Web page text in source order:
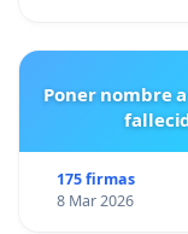
Poner nombre
175 firmas
8 Mar 2026